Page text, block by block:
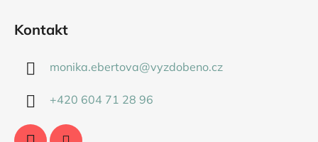
Kontakt
monika.ebertova@vyzdobeno.cz
+420 604 71 28 96